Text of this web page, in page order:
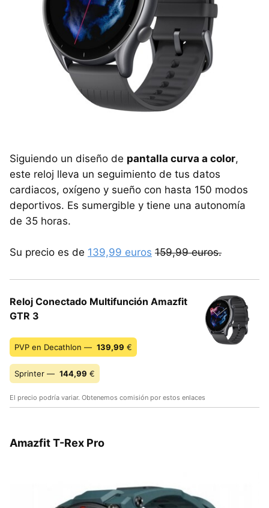
Siguiendo un diseño de pantalla curva a color,
este reloj lleva un seguimiento de tus datos
cardiacos, oxígeno y sueño con hasta 150 modos
deportivos. Es sumergible y tiene una autonomía
de 35 horas.
Su precio es de 139,99 euros 159,99 euros.
Reloj Conectado Multifunción Amazfit
GTR 3
PVP en Decathlon — 139,99 €
Sprinter — 144,99 €
El precio podría variar. Obtenemos comisión por estos enlaces
Amazfit T-Rex Pro